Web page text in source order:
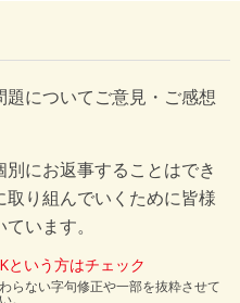
についてご意見・ご感想
にお返事することはでき
り組んでいくために皆様
います。
という方はチェック
らない字句修正や一部を抜粋させて